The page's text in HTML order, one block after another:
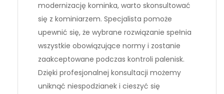
modernizację kominka, warto skonsultować
się z kominiarzem. Specjalista pomoże
upewnić się, że wybrane rozwiązanie spełnia
wszystkie obowiązujące normy i zostanie
zaakceptowane podczas kontroli palenisk.
Dzięki profesjonalnej konsultacji możemy
uniknąć niespodzianek i cieszyć się